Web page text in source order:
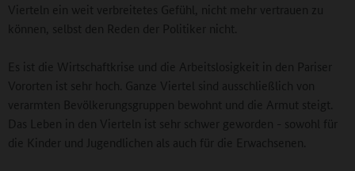
Vierteln ein weit verbreitetes Gefühl, nicht mehr vertrauen zu
können, selbst den Reden der Politiker nicht.
Es ist die Wirtschaftkrise und die Arbeitslosigkeit in den Pariser
Vororten ist sehr hoch. Ganze Viertel sind ausschließlich von
verarmten Bevölkerungsgruppen bewohnt und die Armut steigt.
Das Leben in den Vierteln ist sehr schwer geworden - sowohl für
die Kinder und Jugendlichen als auch für die Erwachsenen.